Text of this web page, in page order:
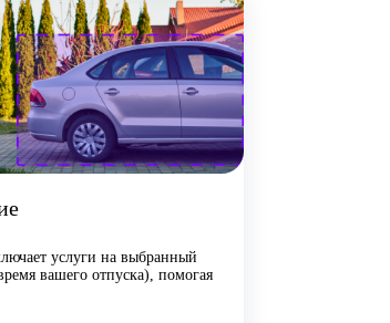
услуги на выбранный
вашего отпуска), помогая